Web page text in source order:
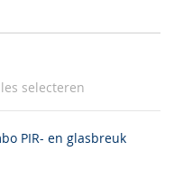
selecteren
PIR- en glasbreuk